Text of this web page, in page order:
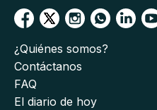
¿Quiénes somos?
Contáctanos
FAQ
El diario de hoy